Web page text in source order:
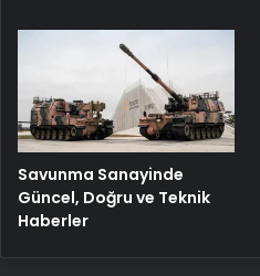
Savunma Sanayinde
Güncel, Doğru ve Teknik
Haberler